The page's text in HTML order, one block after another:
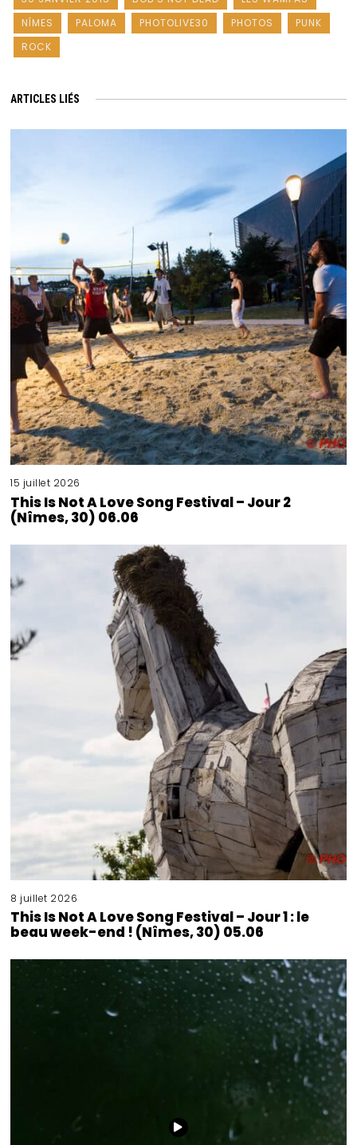
NÎMES
PALOMA PHOTOLIVE30 PHOTOS
PUNK
ROCK
ARTICLES LIÉS
15 juillet 2026
This Is Not A Love Song Festival – Jour 2
(Nîmes, 30) 06.06
8 juillet 2026
This Is Not A Love Song Festival – Jour 1 : le
beau week-end ! (Nîmes, 30) 05.06